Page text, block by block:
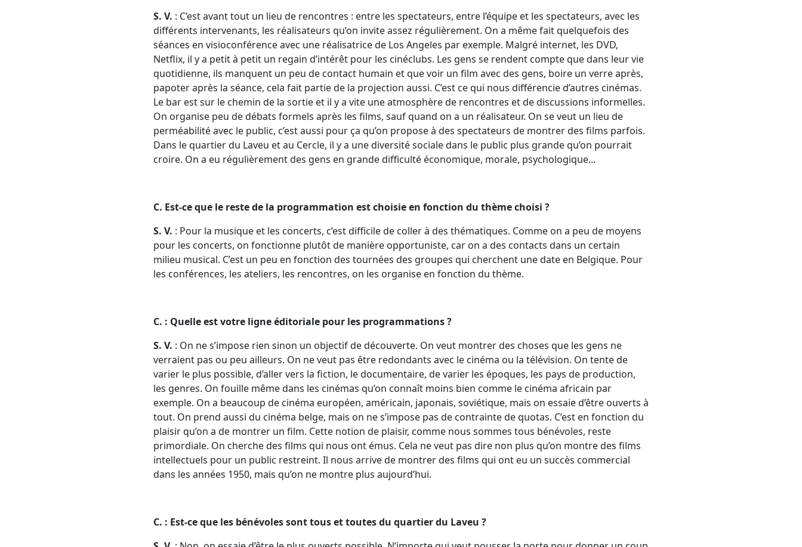
S. V. : C’est avant tout un lieu de rencontres : entre les spectateurs, entre l’équipe et les spectateurs, avec les
différents intervenants, les réalisateurs qu’on invite assez régulièrement. On a même fait quelquefois des
séances en visioconférence avec une réalisatrice de Los Angeles par exemple. Malgré internet, les DVD,
Netflix, il y a petit à petit un regain d’intérêt pour les cinéclubs. Les gens se rendent compte que dans leur vie
quotidienne, ils manquent un peu de contact humain et que voir un film avec des gens, boire un verre après,
papoter après la séance, cela fait partie de la projection aussi. C’est ce qui nous différencie d’autres cinémas.
Le bar est sur le chemin de la sortie et il y a vite une atmosphère de rencontres et de discussions informelles.
On organise peu de débats formels après les films, sauf quand on a un réalisateur. On se veut un lieu de
perméabilité avec le public, c’est aussi pour ça qu’on propose à des spectateurs de montrer des films parfois.
Dans le quartier du Laveu et au Cercle, il y a une diversité sociale dans le public plus grande qu’on pourrait
croire. On a eu régulièrement des gens en grande difficulté économique, morale, psychologique...
C. Est-ce que le reste de la programmation est choisie en fonction du thème choisi ?
S. V. : Pour la musique et les concerts, c’est difficile de coller à des thématiques. Comme on a peu de moyens
pour les concerts, on fonctionne plutôt de manière opportuniste, car on a des contacts dans un certain
milieu musical. C’est un peu en fonction des tournées des groupes qui cherchent une date en Belgique. Pour
les conférences, les ateliers, les rencontres, on les organise en fonction du thème.
C. : Quelle est votre ligne éditoriale pour les programmations ?
S. V. : On ne s’impose rien sinon un objectif de découverte. On veut montrer des choses que les gens ne
verraient pas ou peu ailleurs. On ne veut pas être redondants avec le cinéma ou la télévision. On tente de
varier le plus possible, d’aller vers la fiction, le documentaire, de varier les époques, les pays de production,
les genres. On fouille même dans les cinémas qu’on connaît moins bien comme le cinéma africain par
exemple. On a beaucoup de cinéma européen, américain, japonais, soviétique, mais on essaie d’être ouverts à
tout. On prend aussi du cinéma belge, mais on ne s’impose pas de contrainte de quotas. C’est en fonction du
plaisir qu’on a de montrer un film. Cette notion de plaisir, comme nous sommes tous bénévoles, reste
primordiale. On cherche des films qui nous ont émus. Cela ne veut pas dire non plus qu’on montre des films
intellectuels pour un public restreint. Il nous arrive de montrer des films qui ont eu un succès commercial
dans les années 1950, mais qu’on ne montre plus aujourd’hui.
C. : Est-ce que les bénévoles sont tous et toutes du quartier du Laveu ?